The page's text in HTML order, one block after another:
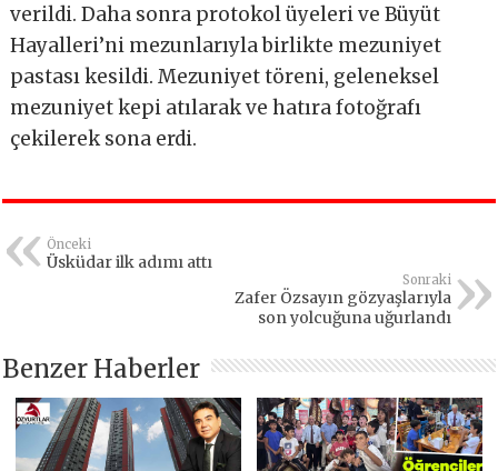
verildi. Daha sonra protokol üyeleri ve Büyüt
Hayalleri’ni mezunlarıyla birlikte mezuniyet
pastası kesildi. Mezuniyet töreni, geleneksel
mezuniyet kepi atılarak ve hatıra fotoğrafı
çekilerek sona erdi.
Önceki
Üsküdar ilk adımı attı
Sonraki
Zafer Özsayın gözyaşlarıyla
son yolcuğuna uğurlandı
Benzer Haberler